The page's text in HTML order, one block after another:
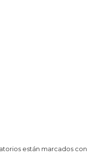
están marcados con